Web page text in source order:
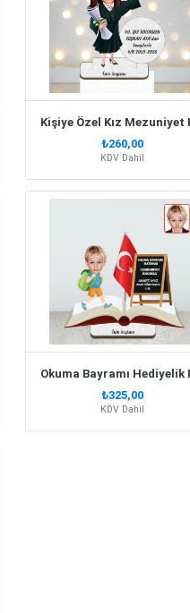
₺260,00
KDV Dahil
₺325,00
KDV Dahil